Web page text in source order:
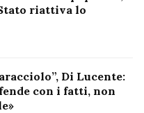
riattiva lo
Di Lucente:
con i fatti, non